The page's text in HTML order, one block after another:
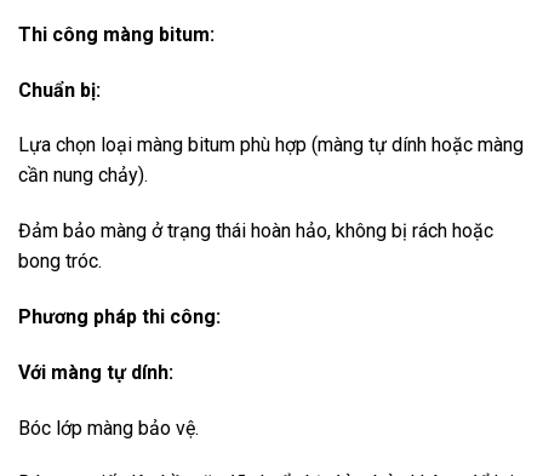
Thi công màng bitum:
Chuẩn bị:
Lựa chọn loại màng bitum phù hợp (màng tự dính hoặc màng
cần nung chảy).
Đảm bảo màng ở trạng thái hoàn hảo, không bị rách hoặc
bong tróc.
Phương pháp thi công:
Với màng tự dính:
Bóc lớp màng bảo vệ.